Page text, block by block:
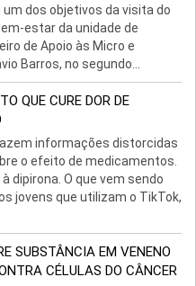
dos objetivos da visita do
estar da unidade de
de Apoio às Micro e
Barros, no segundo...
QUE CURE DOR DE
informações distorcidas
o efeito de medicamentos.
dipirona. O que vem sendo
jovens que utilizam o TikTok,
SUBSTÂNCIA EM VENENO
CÉLULAS DO CÂNCER